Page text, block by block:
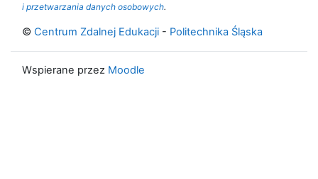
i przetwarzania danych osobowych.
© Centrum Zdalnej Edukacji - Politechnika Śląska
Wspierane przez Moodle